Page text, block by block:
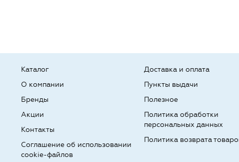
Каталог
О компании
Бренды
Доставка и оплата
Пункты выдачи
Полезное
Акции
Контакты
Соглашение об использовании
cookie-файлов
Политика обработки
персональных данных
Политика возврата